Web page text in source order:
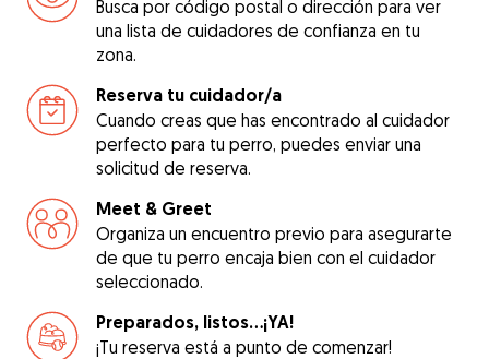
Busca por código postal o dirección para ver
una lista de cuidadores de confianza en tu
zona.
Reserva tu cuidador/a
Cuando creas que has encontrado al cuidador
perfecto para tu perro, puedes enviar una
solicitud de reserva.
Meet & Greet
Organiza un encuentro previo para asegurarte
de que tu perro encaja bien con el cuidador
seleccionado.
Preparados, listos...¡YA!
¡Tu reserva está a punto de comenzar!